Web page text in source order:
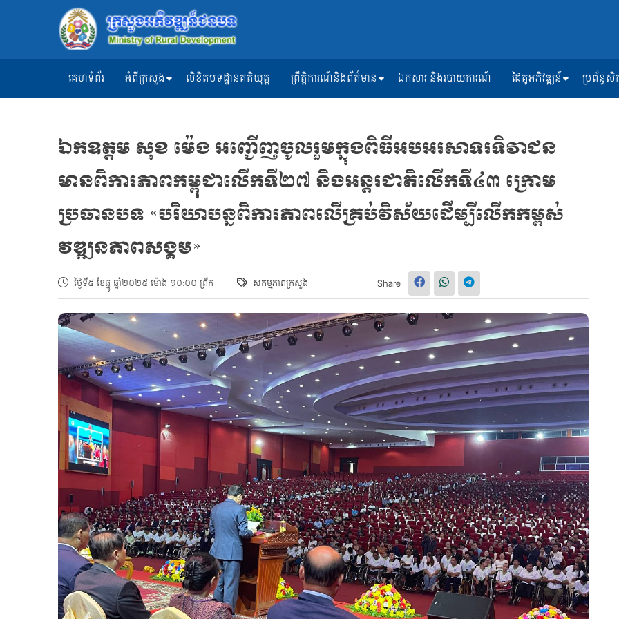
គេហទំព័រ អំពីក្រសួង លិខិតបទដ្ឋានគតិយុត្ត ព្រឹត្តិការណ៍និងព័ត៌មាន ឯកសារ និងរបាយការណ៍ ដៃគូអភិវឌ្ឍន៍ ប្រព័ន្ធ
ឯកឧត្ដម សុខ ម៉េង អញ្ជើញចូលរួមក្នុងពិធីអបអរសាទរទិវាជន
មានពិការភាពកម្ពុជាលើកទី២៧ និងអន្តរជាតិលើកទី៤៣ ក្រោម
ប្រធានបទ «បរិយាបន្នពិការភាពលើគ្រប់វិស័យដើម្បីលើកកម្ពស់
វឌ្ឍនភាពសង្គម»
ថ្ងៃទី៥ ខែធ្នូ ឆ្នាំ២០២៥ ម៉ោង ១០:០០ ព្រឹក សកម្មភាពក្រសួង Share